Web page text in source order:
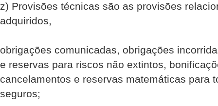
z) Provisões técnicas são as provisões
adquiridos,
obrigações comunicadas, obrigações
e reservas para riscos não extintos,
cancelamentos e reservas matemáticas para
seguros;